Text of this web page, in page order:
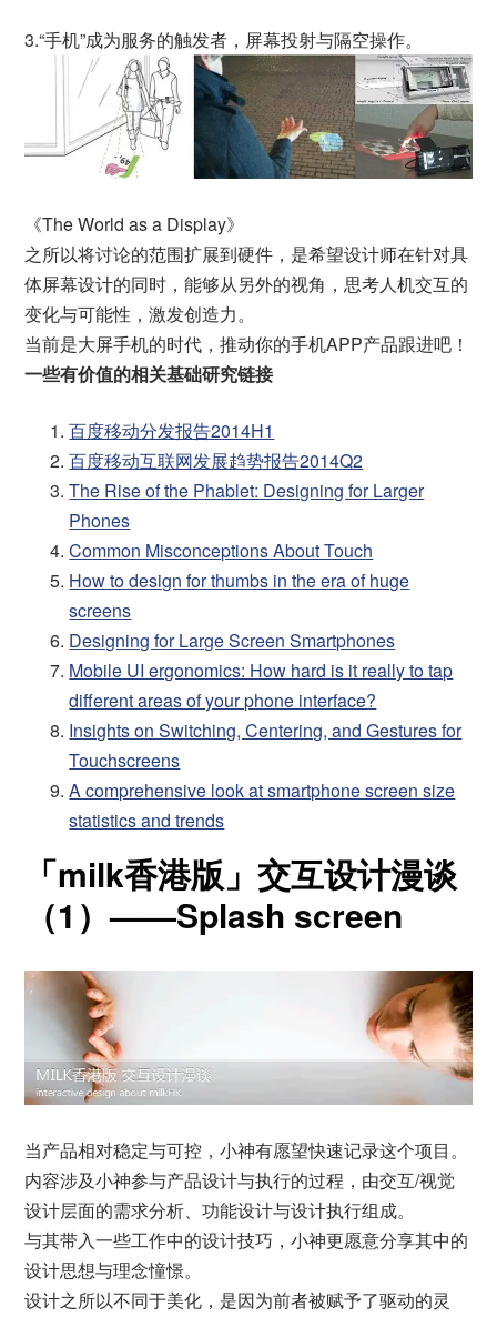
3.“手机”成为服务的触发者，屏幕投射与隔空操作。
《The World as a Display》
之所以将讨论的范围扩展到硬件，是希望设计师在针对具
体屏幕设计的同时，能够从另外的视角，思考人机交互的
变化与可能性，激发创造力。
当前是大屏手机的时代，推动你的手机APP产品跟进吧！
一些有价值的相关基础研究链接
百度移动分发报告2014H1
百度移动互联网发展趋势报告2014Q2
The Rise of the Phablet: Designing for Larger
Phones
Common Misconceptions About Touch
How to design for thumbs in the era of huge
screens
Designing for Large Screen Smartphones
Mobile UI ergonomics: How hard is it really to tap
different areas of your phone interface?
Insights on Switching, Centering, and Gestures for
Touchscreens
A comprehensive look at smartphone screen size
statistics and trends
「milk香港版」交互设计漫谈
（1）——Splash screen
当产品相对稳定与可控，小神有愿望快速记录这个项目。
内容涉及小神参与产品设计与执行的过程，由交互/视觉
设计层面的需求分析、功能设计与设计执行组成。
与其带入一些工作中的设计技巧，小神更愿意分享其中的
设计思想与理念憧憬。
设计之所以不同于美化，是因为前者被赋予了驱动的灵